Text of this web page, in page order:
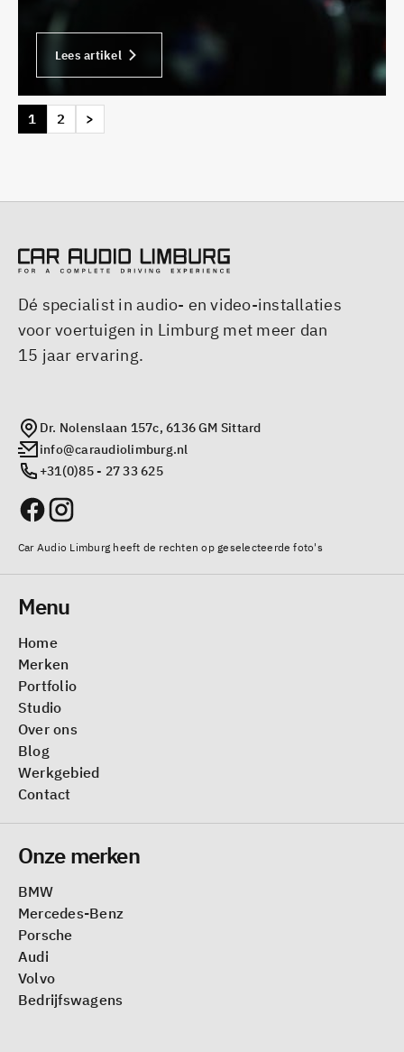
Lees artikel
1 2 >
Dé specialist in audio- en video-installaties
voor voertuigen in Limburg met meer dan
15 jaar ervaring.
Dr. Nolenslaan 157c, 6136 GM Sittard
info@caraudiolimburg.nl
+31(0)85 - 27 33 625
Car Audio Limburg heeft de rechten op geselecteerde foto's
Menu
Home
Merken
Portfolio
Studio
Over ons
Blog
Werkgebied
Contact
Onze merken
BMW
Mercedes-Benz
Porsche
Audi
Volvo
Bedrijfswagens